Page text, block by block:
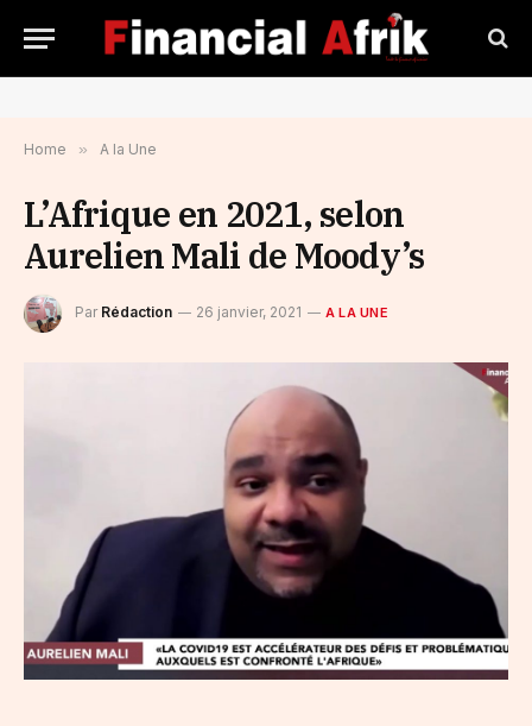
Home » A la Une
L’Afrique en 2021, selon
Aurelien Mali de Moody’s
Par Rédaction 26 janvier, 2021 A LA UNE